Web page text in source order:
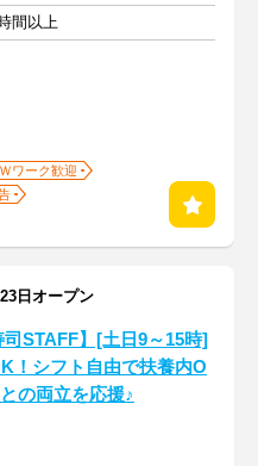
間以上
ワーク歓迎
日オープン
司STAFF】[土日9～15時]
！シフト自由で扶養内O
の両立を応援♪